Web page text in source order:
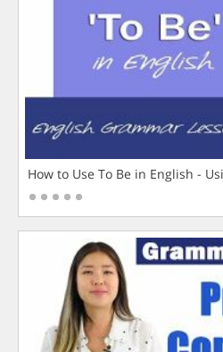
How to Use To Be in English -